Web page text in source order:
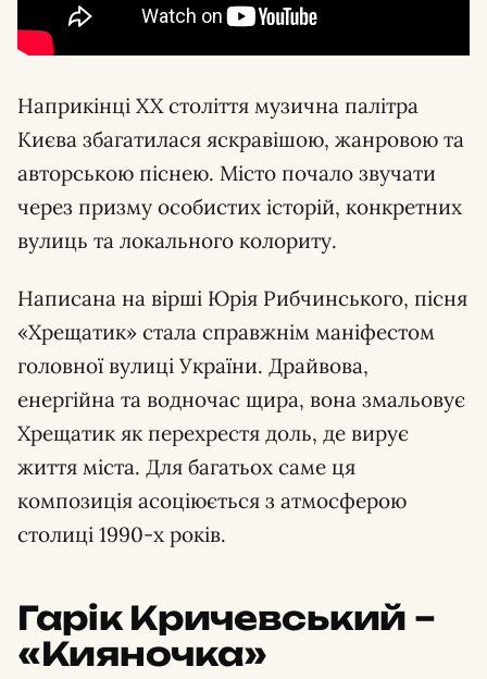
Наприкінці XX століття музична палітра
Києва збагатилася яскравішою, жанровою та
авторською піснею. Місто почало звучати
через призму особистих історій, конкретних
вулиць та локального колориту.
Написана на вірші Юрія Рибчинського, пісня
«Хрещатик» стала справжнім маніфестом
головної вулиці України. Драйвова,
енергійна та водночас щира, вона змальовує
Хрещатик як перехрестя доль, де вирує
життя міста. Для багатьох саме ця
композиція асоціюється з атмосферою
столиці 1990-х років.
Гарік Кричевський –
«Кияночка»